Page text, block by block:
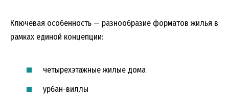
Ключевая особенность — разнообразие форматов жилья в
рамках единой концепции:
четырехэтажные жилые дома
урбан-виллы